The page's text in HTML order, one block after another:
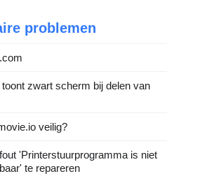
problemen
zwart scherm bij delen van
veilig?
'Printerstuurprogramma is niet
te repareren